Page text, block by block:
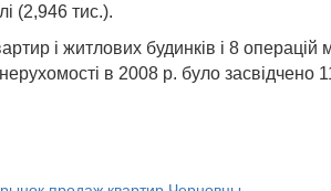
(2,946 тис.).
і житлових будинків і 8
в 2008 р. було засвідчено